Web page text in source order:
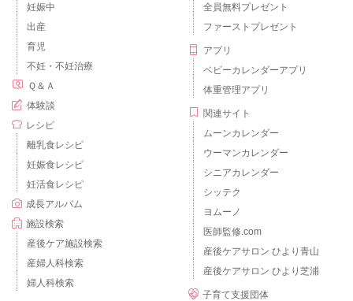
妊娠中
出産
育児
不妊・不妊治療
Ｑ＆Ａ
体験談
レシピ
離乳食レシピ
妊娠食レシピ
妊活食レシピ
成長アルバム
施設検索
産後ケア施設検索
産婦人科検索
婦人科検索
全員無料プレゼント
ファーストプレゼント
アプリ
ベビーカレンダーアプリ
体重管理アプリ
関連サイト
ムーンカレンダー
ウーマンカレンダー
シニアカレンダー
シッテク
ヨムーノ
医師監修.com
産後ケアサロン ひより青山
産後ケアサロン ひより芝浦
子育て支援団体